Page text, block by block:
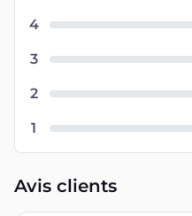
4
3
2
1
Avis clients